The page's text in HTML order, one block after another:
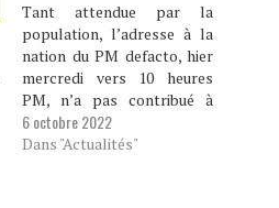
Tant attendue par la
population, l’adresse à la
nation du PM defacto, hier
mercredi vers 10 heures
PM, n’a pas contribué à
calmer la fureur d’une
partie de la population et
6 octobre 2022
Dans "Actualités"